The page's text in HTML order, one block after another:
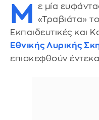
Μ
ε μία
«Τραβιάτα»
Εκπαιδευτικές και
Εθνικής Λυρικής
επισκεφθούν